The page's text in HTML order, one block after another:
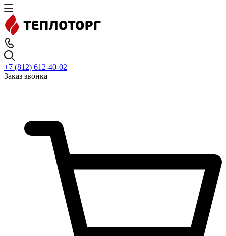
+7 (812) 612-40-02
Заказ звонка